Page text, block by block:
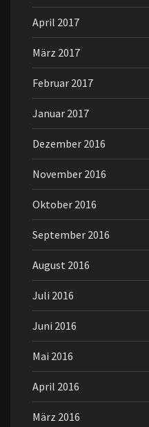
April 2017
März 2017
Februar 2017
Januar 2017
Dezember 2016
November 2016
Oktober 2016
September 2016
August 2016
Juli 2016
Juni 2016
Mai 2016
April 2016
März 2016